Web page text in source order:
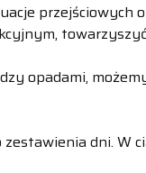
przejściowych
opadami,
dni. W